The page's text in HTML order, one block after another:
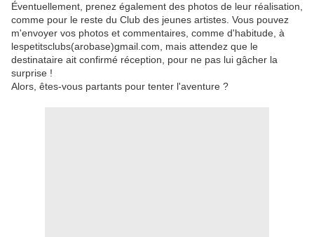
Éventuellement, prenez également des photos de leur réalisation,
comme pour le reste du Club des jeunes artistes. Vous pouvez
m'envoyer vos photos et commentaires, comme d'habitude, à
lespetitsclubs(arobase)gmail.com, mais attendez que le
destinataire ait confirmé réception, pour ne pas lui gâcher la
surprise !
Alors, êtes-vous partants pour tenter l'aventure ?